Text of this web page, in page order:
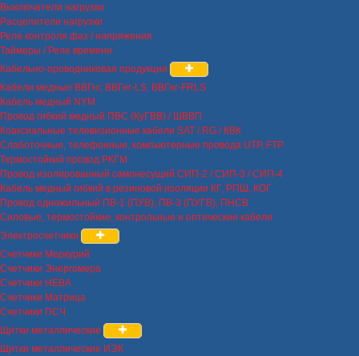
Выключатели нагрузки
Расцепители нагрузки
Реле контроля фаз / напряжения
Таймеры / Реле времени
Кабельно-проводниковая продукция
Кабели медные ВВГнг, ВВГнг-LS, ВВГнг-FRLS
Кабель медный NYM
Провод гибкий медный ПВС (КуГВВ) / ШВВП
Коаксиальные телевизионные кабели SAT / RG / КВК
Слаботочные, телефонные, компьютерные провода UTP, FTP
Термостойкий провод РКГМ
Провод изолированный самонесущий СИП-2 / СИП-3 / СИП-4
Кабель медный гибкий в резиновой изоляции КГ, РПШ, КОГ
Провод одножильный ПВ-1 (ПУВ), ПВ-3 (ПУГВ), ПНСВ
Силовые, термостойкие, контрольные и оптические кабели
Электросчетчики
Счетчики Меркурий
Счетчики Энергомера
Счетчики НЕВА
Счетчики Матрица
Счетчики ПСЧ
Щитки металлические
Щитки металлические ИЭК